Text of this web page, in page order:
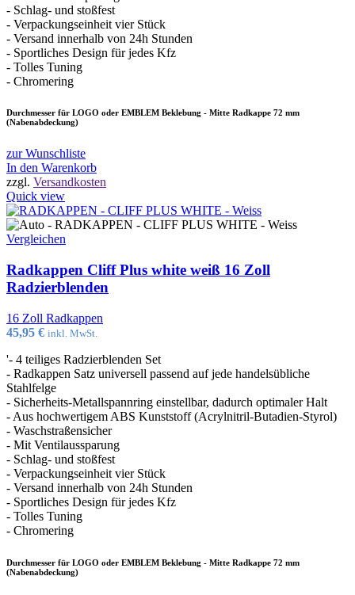
- Schlag- und stoßfest
- Verpackungseinheit vier Stück
- Versand innerhalb von 24h Stunden
- Sportliches Design für jedes Kfz
- Tolles Tuning
- Chromering
Durchmesser für LOGO oder EMBLEM Beklebung - Mitte Radkappe 72 mm
(Nabenabdeckung)
zur Wunschliste
In den Warenkorb
zzgl. Versandkosten
Quick view
Vergleichen
Radkappen Cliff Plus white weiß 16 Zoll
Radzierblenden
16 Zoll Radkappen
45,95 € inkl. MwSt.
'- 4 teiliges Radzierblenden Set
- Radkappen Satz universell passend auf jede handelsübliche
Stahlfelge
- Sicherheits-Metallspannring einstellbar, dadurch optimaler Halt
- Aus hochwertigem ABS Kunststoff (Acrylnitril-Butadien-Styrol)
- Waschstraßensicher
- Mit Ventilaussparung
- Schlag- und stoßfest
- Verpackungseinheit vier Stück
- Versand innerhalb von 24h Stunden
- Sportliches Design für jedes Kfz
- Tolles Tuning
- Chromering
Durchmesser für LOGO oder EMBLEM Beklebung - Mitte Radkappe 72 mm
(Nabenabdeckung)